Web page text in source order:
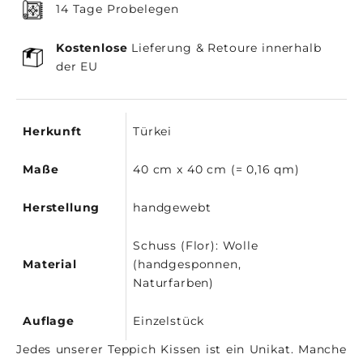
14 Tage Probelegen
Kostenlose Lieferung & Retoure innerhalb
der EU
Herkunft Türkei
Maße 40 cm x 40 cm (= 0,16 qm)
Herstellung handgewebt
Material
Schuss (Flor): Wolle
(handgesponnen,
Naturfarben)
Auflage
Einzelstück
Jedes unserer Teppich Kissen ist ein Unikat. Manche